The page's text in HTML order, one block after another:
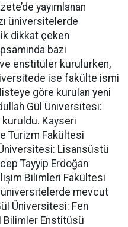
yayımlanan
üniversitelerde
dikkat çeken
bazı
enstitüler kurulurken,
ise fakülte ismi
göre kurulan yeni
Gül Üniversitesi:
Kayseri
Turizm Fakültesi
Lisansüstü
Tayyip Erdoğan
Bilimleri Fakültesi
üniversitelerde mevcut
Üniversitesi: Fen
Bilimler Enstitüsü